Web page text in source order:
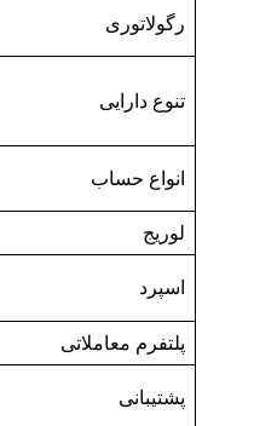
رگولاتوری
تنوع دارایی
انواع حساب
لوریج
اسپرد
پلتفرم معاملاتی
پشتیبانی